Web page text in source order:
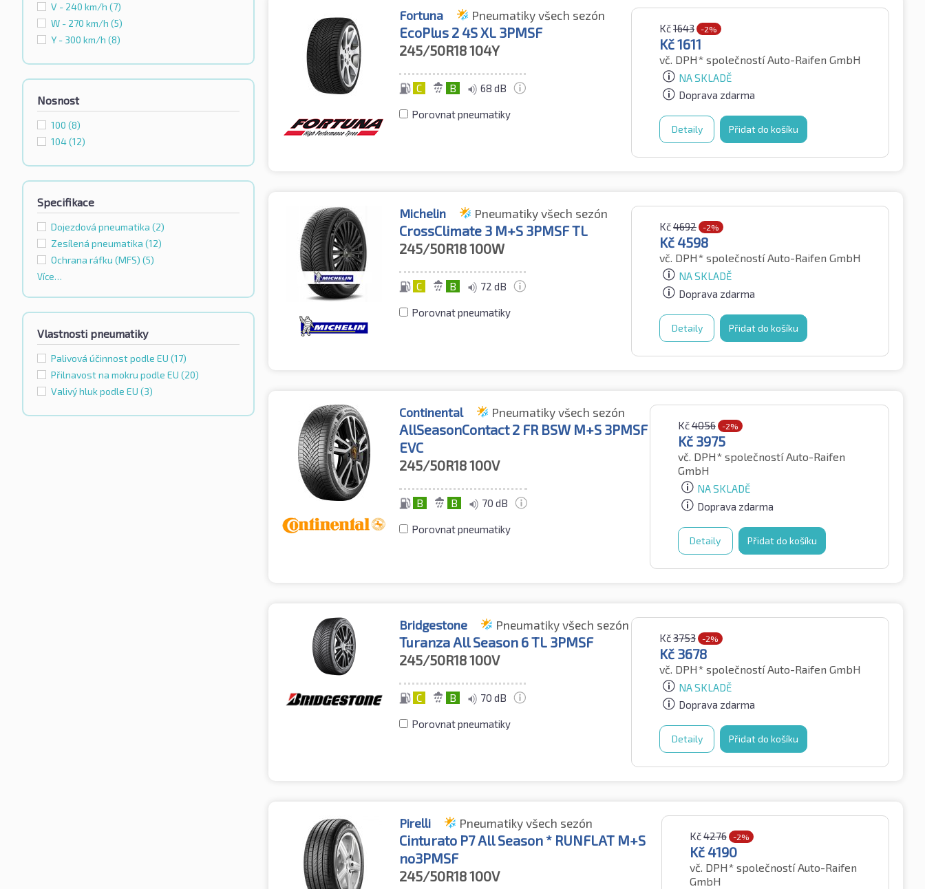
V - 240 km/h (7)
W - 270 km/h (5)
Y - 300 km/h (8)
Nosnost
100 (8)
104(12)
Specifikace
Dojezdová pneumatika (2)
Zesílená pneumatika (12)
Ochrana ráfku (MFS) (5)
Více…
Vlastnosti pneumatiky
Palivová účinnost podle EU (17)
Přilnavost na mokru podle EU (20)
Valivý hluk podle EU (3)
Fortuna Pneumatiky všech sezón
EcoPlus 2 4S XL 3PMSF
245/50R18104Y
C B 68 dB
Porovnat pneumatiky
Kč1643 -2%
Kč1611
vč. DPH* společností Auto-Raifen GmbH
NA SKLADĚ
Doprava zdarma
Detaily Přidat do košíku
Michelin Pneumatiky všech sezón
CrossClimate 3 M+S 3PMSF TL
245/50R18100W
C B 72 dB
Porovnat pneumatiky
Kč4692 -2%
Kč4598
vč. DPH* společností Auto-Raifen GmbH
NA SKLADĚ
Doprava zdarma
Detaily Přidat do košíku
Continental Pneumatiky všech sezón
AllSeasonContact 2 FR BSW M+S 3PMSF
EVC
245/50R18100V
B B 70 dB
Porovnat pneumatiky
Kč4056 -2%
Kč 3975
vč. DPH* společností Auto-Raifen
GmbH
NA SKLADĚ
Doprava zdarma
Detaily Přidat do košíku
Bridgestone Pneumatiky všech sezón
Turanza All Season 6 TL 3PMSF
245/50R18100V
C B 70 dB
Porovnat pneumatiky
Kč3753 -2%
Kč 3678
vč. DPH* společností Auto-Raifen GmbH
NA SKLADĚ
Doprava zdarma
Detaily Přidat do košíku
Pirelli Pneumatiky všech sezón
Cinturato P7 All Season * RUNFLAT M+S
no3PMSF
245/50R18100V
Kč4276 -2%
Kč4190
vč. DPH*společností Auto-Raifen
GmbH